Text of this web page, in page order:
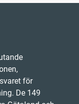
för
De 149